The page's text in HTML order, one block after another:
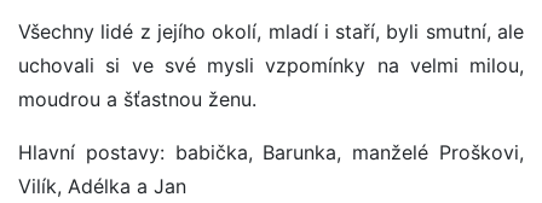
Všechny lidé z jejího okolí, mladí i staří, byli smutní, ale
uchovali si ve své mysli vzpomínky na velmi milou,
moudrou a šťastnou ženu.
Hlavní postavy: babička, Barunka, manželé Proškovi,
Vilík, Adélka a Jan